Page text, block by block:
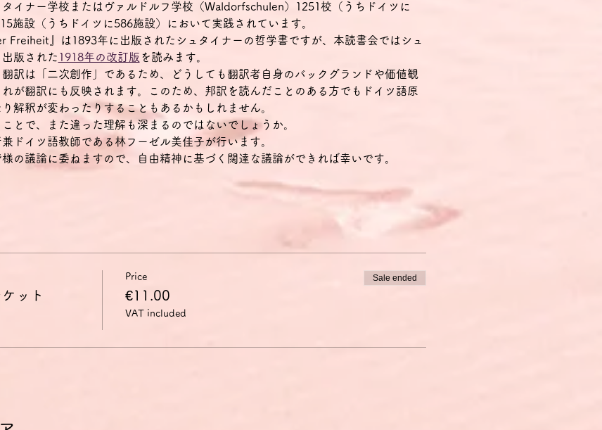
イナー学校またはヴァルドルフ学校（Waldorfschulen）1251校（うちドイツに
施設（うちドイツに586施設）において実践されています。
Freiheit』は1893年に出版されたシュタイナーの哲学書ですが、本読書会ではシュ
版された 1918年の改訂版 を読みます。
訳は「二次創作」であるため、どうしても翻訳者自身のバックグランドや価値観
が翻訳にも反映されます。このため、邦訳を読んだことのある方でもドイツ語原
解釈が変わったりすることもあるかもしれません。
とで、また違った理解も深まるのではないでしょうか。
ドイツ語教師である林フーゼル美佳子が行います。
の議論に委ねますので、自由精神に基づく闊達な議論ができれば幸いです。
ット
Price
€11.00
VAT included
Sale ended